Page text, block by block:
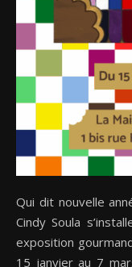
Qui dit nouvelle année dit nouvelle exposition ! La peintre
Cindy Soula
exposition
15 janvier au 7